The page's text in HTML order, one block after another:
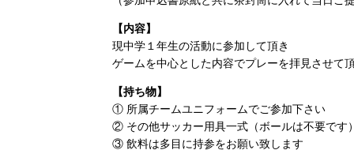
【内容】
現中学１年生の活動に参加して頂き
ゲームを中心とした内容でプレーを拝見させて頂
【持ち物】
① 所属チームユニフォームでご参加下さい
② その他サッカー用具一式（ボールは不要です）
③ 飲料は多目に持参をお願い致します